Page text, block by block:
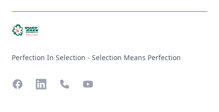
Perfection In Selection - Selection Means Perfection
FacebookLinkedInPhone YouTube